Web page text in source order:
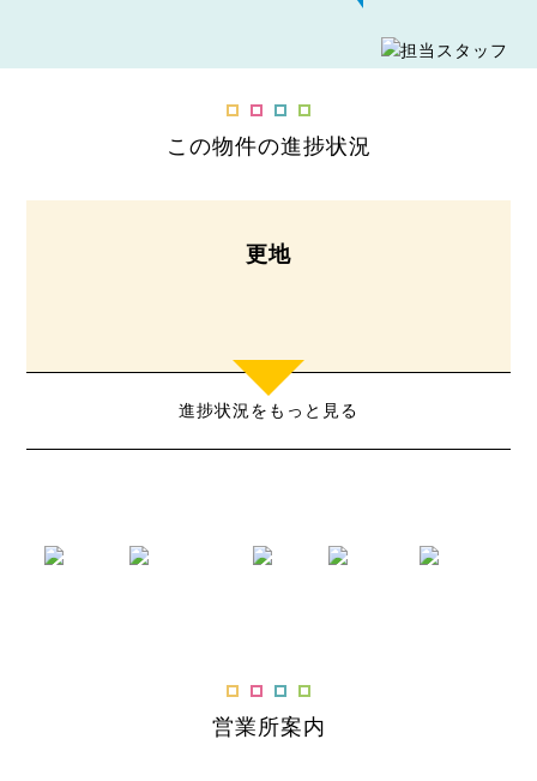
この物件の進捗状況
更地
進捗状況をもっと見る
営業所案内